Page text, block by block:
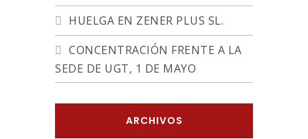
HUELGA EN ZENER PLUS SL.
CONCENTRACIÓN FRENTE A LA
SEDE DE UGT, 1 DE MAYO
ARCHIVOS